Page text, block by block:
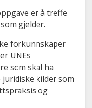
er å treffe
gjelder.
forkunnskaper
UNEs
som skal ha
kilder som
og